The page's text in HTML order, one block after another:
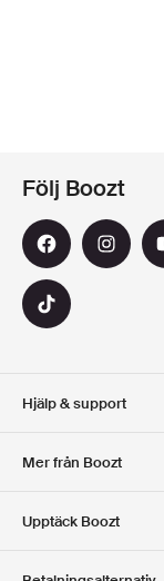
Hjälp & support
Mer från Boozt
Upptäck Boozt
Följ Boozt